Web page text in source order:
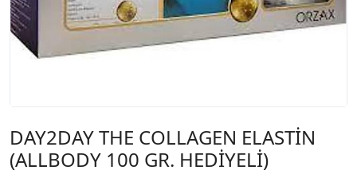
DAY2DAY THE COLLAGEN ELASTİN
(ALLBODY 100 GR. HEDİYELİ)